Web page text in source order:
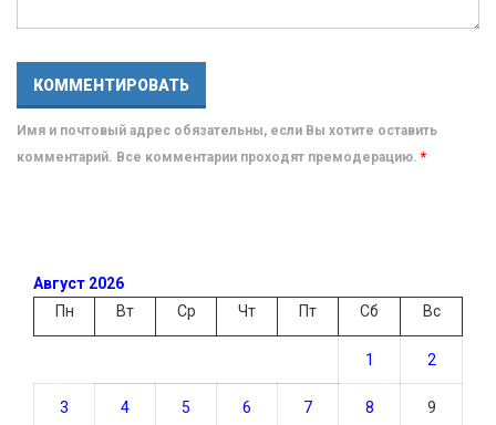
Имя и почтовый адрес обязательны, если Вы хотите оставить
комментарий. Все комментарии проходят премодерацию. *
Август 2026
Пн
Вт Ср Чт Пт Сб Вс
1 2
3 4 5 6 7 8 9